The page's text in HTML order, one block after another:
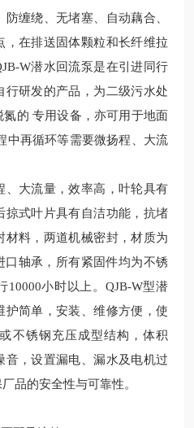
缠绕、无堵塞、自动藕合、
，在排送固体颗粒和长纤维拉
W潜水回流泵是在引进同行
行研发的产品，为二级污水处
的 专用设备，亦可用于地面
中再循环等需要微扬程、大流
、大流量，效率高，叶轮具有
掠式叶片具有自洁功能，抗堵
材料，两道机械密封，材质为
轴承，所有紧固件均为不锈
10000小时以上。 QJB-W型潜
护简单，安装、维修方便，使
不锈钢充压成型结构，体积
音，设置漏电、漏水及电机过
品的安全性与可靠性。